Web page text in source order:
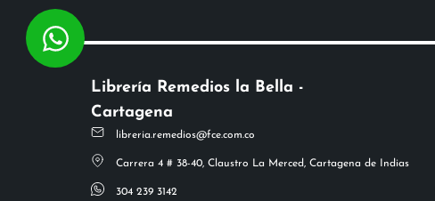
Librería Remedios la Bella -
Cartagena
libreria.remedios@fce.com.co
Carrera 4 # 38-40, Claustro La Merced, Cartagena de Indias
304 239 3142